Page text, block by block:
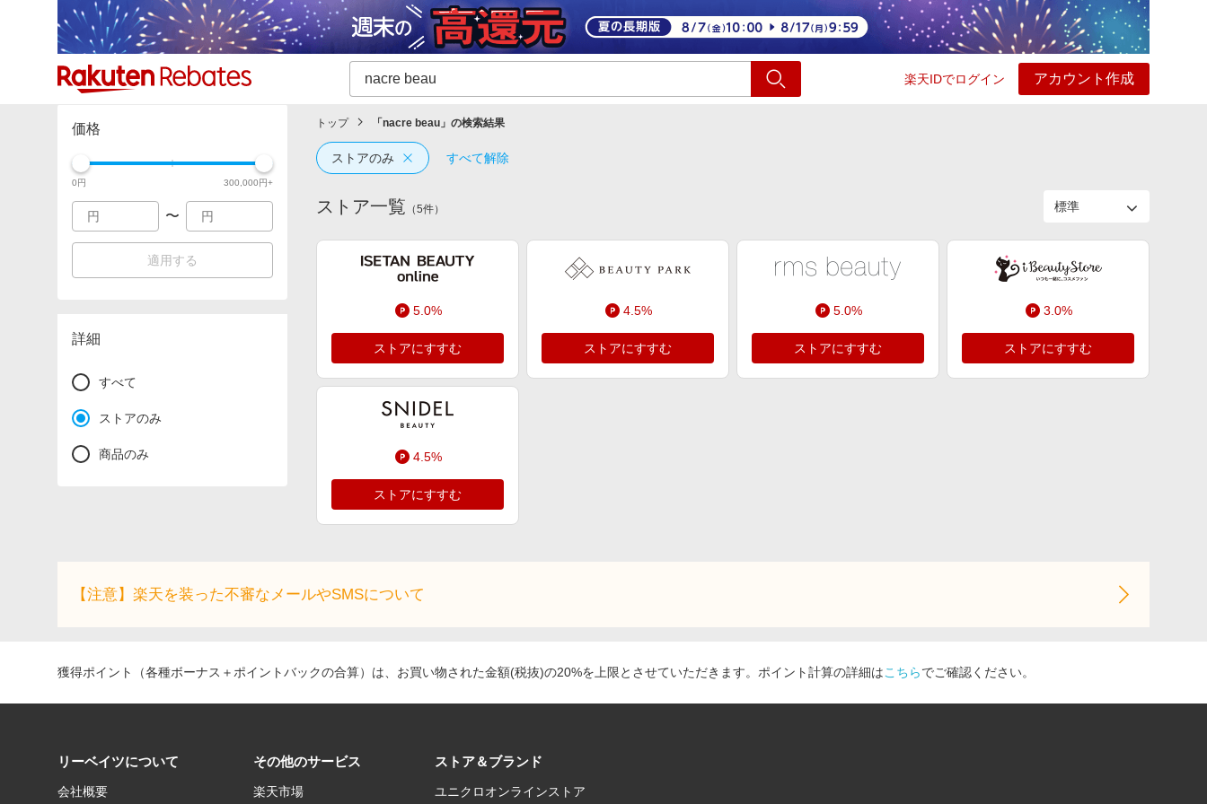
楽天IDでログイン アカウント作成
カテゴリー一覧 イベント一覧 ショッピング
価格
0円 300,000円+
〜
適用する
詳細
すべて
ストアのみ
商品のみ
トップ 「 nacre beau 」の検索結果
ストアのみ すべて解除
ストア一覧 （5件）
5.0%
ストアにすすむ
4.5%
ストアにすすむ
5.0%
ストアにすすむ
3.0%
ストアにすすむ
4.5%
ストアにすすむ
【注意】楽天を装った不審なメールやSMSについて
獲得ポイント（各種ボーナス＋ポイントバックの合算）は、お買い物された金額(税抜)の20%を上限とさせていただきます。ポイント計算の詳細はこちらでご確認ください。
リーベイツについて
会社概要
その他のサービス
楽天市場
ストア＆ブランド
ユニクロオンラインストア